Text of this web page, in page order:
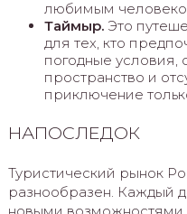
любимым
Таймыр.Это
для тех, кто
погодные условия,
пространство и
приключение
НАПОСЛЕДОК
Туристический рынок
разнообразен. Каждый
новыми возможностями